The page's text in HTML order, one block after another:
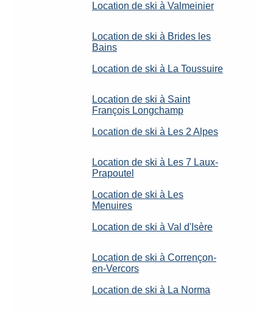
Location de ski à Valmeinier
Location de ski à Brides les
Bains
Location de ski à La Toussuire
Location de ski à Saint
François Longchamp
Location de ski à Les 2 Alpes
Location de ski à Les 7 Laux-
Prapoutel
Location de ski à Les
Menuires
Location de ski à Val d'Isère
Location de ski à Corrençon-
en-Vercors
Location de ski à La Norma